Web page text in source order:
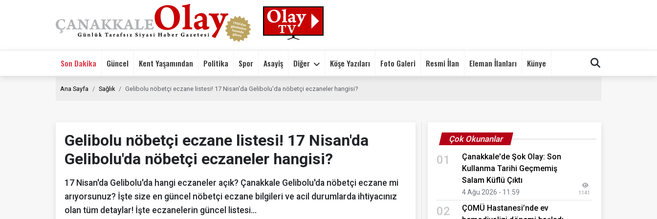
Son Dakika Güncel Kent Yaşamından Politika Spor Asayiş Diğer Köşe Yazıları Foto Galeri Resmi İlan Eleman İlanları Künye
Ana Sayfa Sağlık Gelibolu nöbetçi eczane listesi! 17 Nisan'da Gelibolu'da nöbetçi eczaneler hangisi?
Gelibolu nöbetçi eczane listesi! 17 Nisan'da
Gelibolu'da nöbetçi eczaneler hangisi?
17 Nisan'da Gelibolu'da hangi eczaneler açık? Çanakkale Gelibolu'da nöbetçi eczane mi
arıyorsunuz? İşte size en güncel nöbetçi eczane bilgileri ve acil durumlarda ihtiyacınız
olan tüm detaylar! İşte eczanelerin güncel listesi…
Çok Okunanlar
01
Çanakkale'de Şok Olay: Son
Kullanma Tarihi Geçmemiş
Salam Küflü Çıktı
4 Ağu 2026 - 11:59 1141
02
ÇOMÜ Hastanesi’nde ev